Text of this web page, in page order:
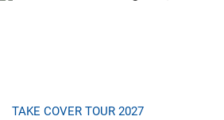
TAKE COVER TOUR 2027